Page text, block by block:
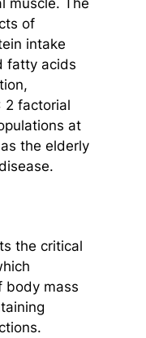
of
intake
fatty acids
2 factorial
at
the elderly
the critical
body mass